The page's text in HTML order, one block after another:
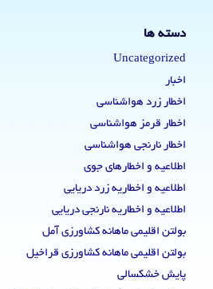
دسته ها
Uncategorized
اخبار
اخطار زرد هواشناسی
اخطار قرمز هواشناسی
اخطار نارنجی هواشناسی
اطلاعیه و اخطارهای جوی
اطلاعیه و اخطاریه زرد دریایی
اطلاعیه و اخطاریه نارنجی دریایی
بولتن اقلیمی ماهانه کشاورزی آمل
بولتن اقلیمی ماهانه کشاورزی قراخیل
پایش خشکسالی